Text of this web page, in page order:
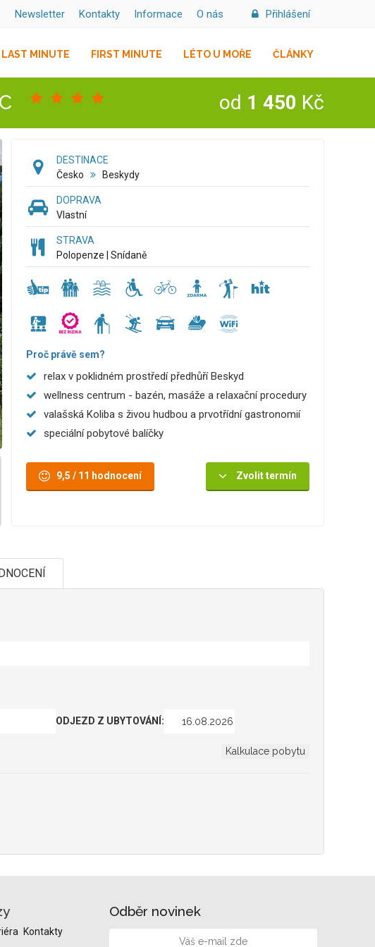
Přihlášení
O nás
Informace
Kontakty
Newsletter
LAST MINUTE FIRST MINUTE LÉTO U MOŘE ČLÁNKY
od 1 450 Kč
DESTINACE
Česko
Beskydy
DOPRAVA
Vlastní
STRAVA
Polopenze | Snídaně
Proč právě sem?
relax v poklidném prostředí předhůří Beskyd
wellness centrum - bazén, masáže a relaxační procedury
valašská Koliba s živou hudbou a prvotřídní gastronomií
speciální pobytové balíčky
9,5 / 11 hodnocení Zvolit termín
ODJEZD Z UBYTOVÁNÍ:
Kontakty
Odběr novinek